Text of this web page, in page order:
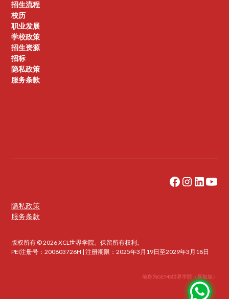
招生流程
校历
职业发展
学校政策
招生资源
招标
隐私政策
服务条款
版权所有 © 2026 XCL世界学院。保留所有权利。
PEI注册号：200803726H | 注册期限：2025年3月19日至2029年3月18日
隐私政策
服务条款
前身为GEMS世界学院（新加坡）